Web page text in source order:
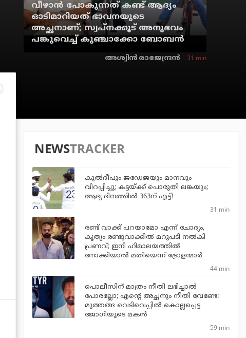
വീഴാന്‍ പോകുന്നത് കണ്ട് ആദ്യം
ഓടിമാറിയത് ഭാവനയുടെ
അച്ഛനാണ്; സ്വപ്‌നക്കൂട് അനുഭവം
പങ്കുവെച്ച് കുഞ്ചാക്കോ ബോബന്‍
അശ്വിന്‍ രാജേന്ദ്രന്‍ 31 min
NEWSTRACKER
കുല്‍ദീപും ജഡേജയും മാനവും
വിറപ്പിച്ചു; കട്ടയ്ക്ക് പൊരുതി ലങ്കയും;
ആദ്യ ദിനത്തില്‍ 363ന് എട്ട്!
31 min
രണ്ട് വാക്ക് പറയാമോ എന്ന് ചോദ്യം,
കൃത്യം രണ്ടുവാക്കില്‍ മറുപടി നല്‍കി
പ്രണവ്; ഇനി ഹിമാലയത്തില്‍
നോക്കിയാല്‍ മതിയെന്ന് ട്രോളന്മാര്‍
44 min
പൊലീസിന് മാത്രം നീതി ലഭിച്ചാല്‍
പോരല്ലോ; എന്റെ അച്ഛനും നീതി വേണ്ടേ:
മുത്തങ്ങ വെടിവെപ്പില്‍ കൊല്ലപ്പെട്ട
ജോഗിയുടെ മകന്‍
59 min